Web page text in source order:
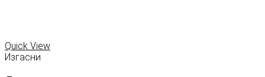
Quick View
Изгасни